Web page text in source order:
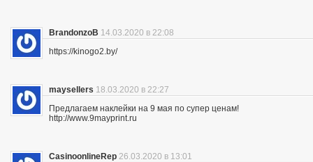
BrandonzoB 14.03.2020 в 22:08
https://kinogo2.by/
maysellers 18.03.2020 в 22:27
Предлагаем наклейки на 9 мая по супер ценам!
http://www.9mayprint.ru
CasinoonlineRep 26.03.2020 в 13:01